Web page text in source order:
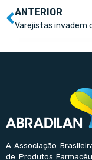
ANTERIOR
Varejistas invadem
A Associação
de Produtos